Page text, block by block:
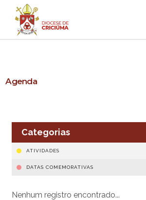
Agenda
Categorias
ATIVIDADES
DATAS COMEMORATIVAS
Nenhum registro encontrado...